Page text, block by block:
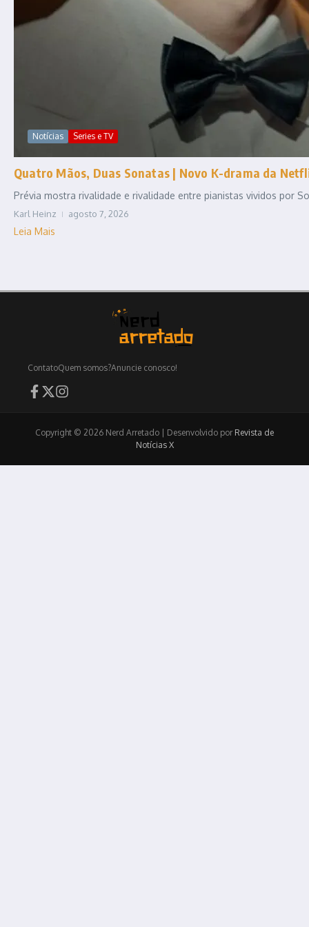
Notícias Series e TV
Quatro Mãos, Duas Sonatas | Novo K-drama da
Prévia mostra rivalidade e rivalidade entre pianistas vividos por
Karl Heinz agosto 7, 2026
Leia Mais
ContatoQuem somos?Anuncie conosco!
Copyright © 2026 Nerd Arretado | Desenvolvido por Revista de
Notícias X